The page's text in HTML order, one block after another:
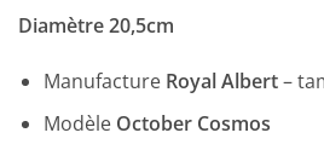
Diamètre 20,5cm
Manufacture Royal Albert–
Modèle October Cosmos